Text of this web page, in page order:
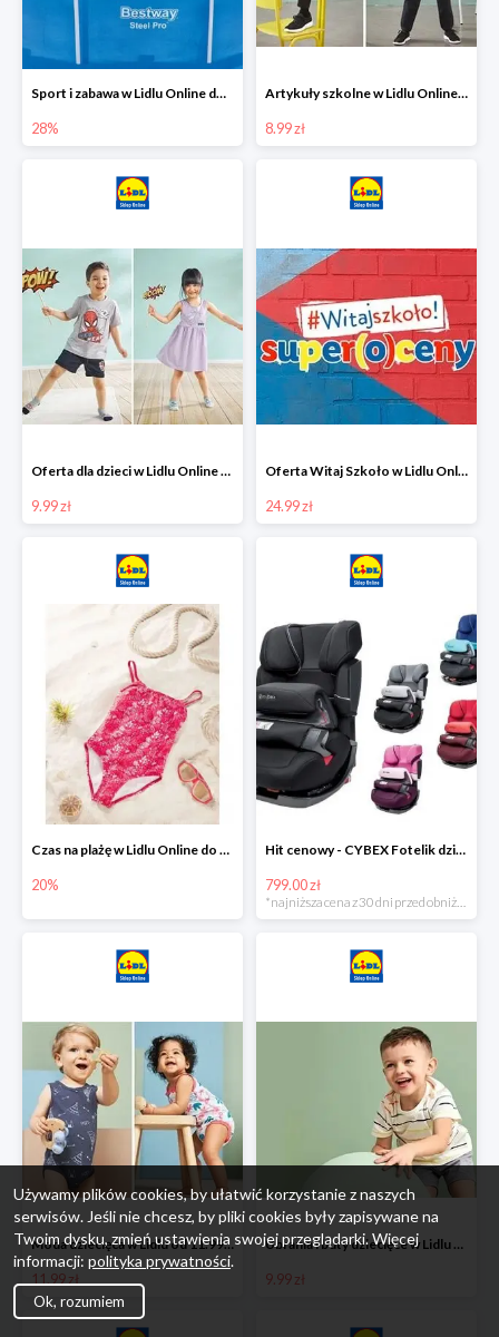
Sport i zabawa w Lidlu Online do -28%
28%
Artykuły szkolne w Lidlu Online od 8,99 zł
8.99 zł
Oferta dla dzieci w Lidlu Online od 9,99 zł
9.99 zł
Oferta Witaj Szkoło w Lidlu Online od 24,99 zł
24.99 zł
Czas na plażę w Lidlu Online do -20%
20%
Hit cenowy - CYBEX Fotelik dziecięcy samochodowy Pallasfix grupa I-III, 9-36 kg
799.00 zł
Moda dziecięca w Lidlu od 11.99 zł
11.99 zł
Ubrania i buty dziecięce w Lidlu Online od 9,99 zł
9.99 zł
Używamy plików cookies, by ułatwić korzystanie z naszych
serwisów. Jeśli nie chcesz, by pliki cookies były zapisywane na
Twoim dysku, zmień ustawienia swojej przeglądarki. Więcej
informacji: polityka prywatności.
Ok, rozumiem